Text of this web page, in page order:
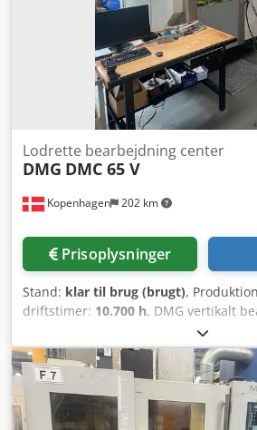
Kopenhagen 202 km
Lodrette bearbejdning center
DMG DMC 65 V
Prisoplysninger
Stand: klar til brug (brugt),
driftstimer: 10.700 h, DMG vertikalt
Model: DMC 65 V År: 2002 X - Y - Z
mm Omdrejninger: 18000
Spindeltap: ISO 40 Dkodpfx Acexqch
PLUS Synkronsprindel Håndhjul til
Grænseflade: RS-232 C Køling